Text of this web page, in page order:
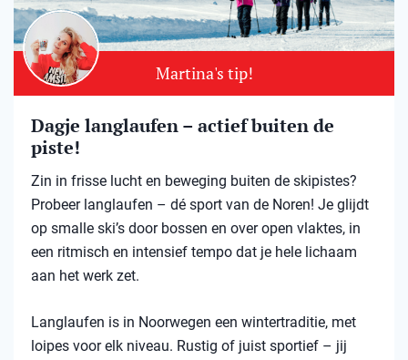
Martina's tip!
Dagje langlaufen – actief buiten de
piste!
Zin in frisse lucht en beweging buiten de skipistes?
Probeer langlaufen – dé sport van de Noren! Je glijdt
op smalle ski’s door bossen en over open vlaktes, in
een ritmisch en intensief tempo dat je hele lichaam
aan het werk zet.
Langlaufen is in Noorwegen een wintertraditie, met
loipes voor elk niveau. Rustig of juist sportief – jij